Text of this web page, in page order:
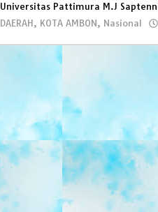
Universitas Pattimura M.J
DAERAH, KOTA AMBON, Nasional